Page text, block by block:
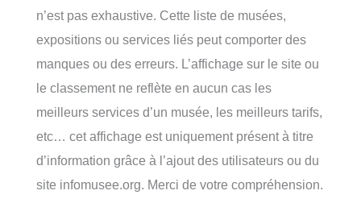
n’est pas exhaustive. Cette liste de musées,
expositions ou services liés peut comporter des
manques ou des erreurs. L’affichage sur le site ou
le classement ne reflète en aucun cas les
meilleurs services d’un musée, les meilleurs tarifs,
etc… cet affichage est uniquement présent à titre
d’information grâce à l’ajout des utilisateurs ou du
site infomusee.org. Merci de votre compréhension.